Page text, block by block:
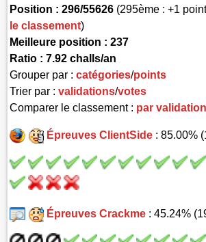
Position : 296/55626 (295ème : +1
le classement)
Meilleure position : 237
Ratio : 7.92 challs/an
Grouper par :catégories/points
Trier par :validations/votes
Comparer le classement : par
Épreuves ClientSide: 85.00%
Épreuves Crackme: 45.24%